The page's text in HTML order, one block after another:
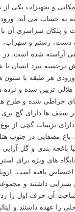
و تجهیزات یكی از
به حساب می آید.
پلكان سراسری آن
دست، رستم و سهراب،
آراسته شده است.
برجسته نبرد انسان با
هر طبقه با ستون
تزیین شده و نرده
خراطی شده و طرح
ها دارای گچ بری
تزیینات گچی از
مصفایی در جنوب
باغچه بندی و گل
های ویژه برای
اختصاص یافته است.
داشتند و
ساخت آن حرف اول را
را عهده داشتند و